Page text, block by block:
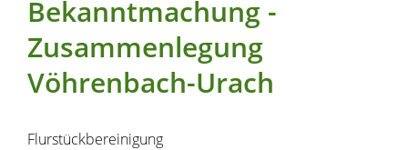
Bekanntmachung -
Zusammenlegung
Vöhrenbach-Urach
Flurstückbereinigung